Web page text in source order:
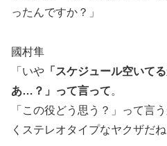
ったんですか？」
國村隼
「いや 「スケジュール空いて
あ…？」って言って。
「この役どう思う？」って言
くステレオタイプなヤクザだね